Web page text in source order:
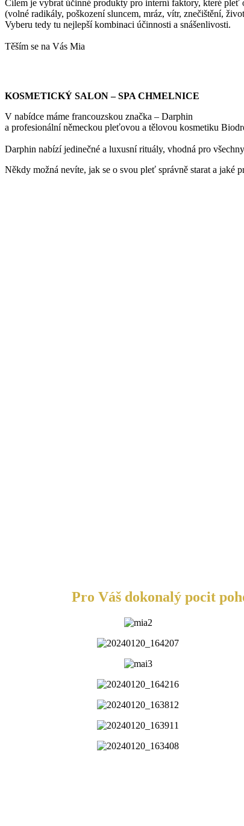
Cílem je vybrat účinné produkty pro interní faktory, které
(volné radikály, poškození sluncem, mráz, vítr, znečištění,
Vyberu tedy tu nejlepší kombinaci účinnosti a snášenlivosti.
Těším se na Vás Mia
KOSMETICKÝ SALON – SPA CHMELNICE
V nabídce máme francouzskou značka – Darphin
a profesionální německou pleťovou a tělovou kosmetiku
Darphin nabízí jedinečné a luxusní rituály, vhodná pro
Někdy možná nevíte, jak se o svou pleť správně starat a jaké
Pro Váš dokonalý pocit